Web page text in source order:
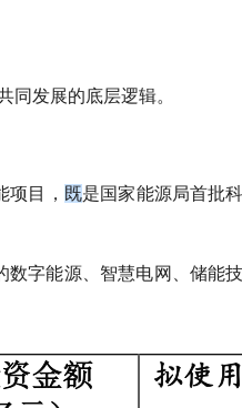
同发展的底层逻辑。
目， 既是国家能源局首批
字能源、智慧电网、储能